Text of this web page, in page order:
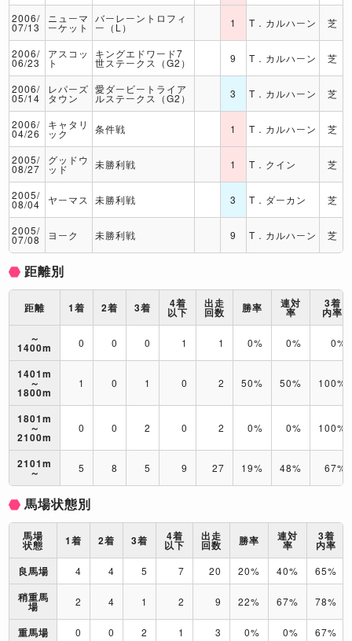
2006/
07/13
ニューマ
ーケット
バーレーントロフィ
ー（L） 1 T．カルハーン 芝
2006/
06/23
アスコッ
ト
キングエドワード7
世ステークス（G2） 9 T．カルハーン 芝
2006/
05/14
レパーズ
タウン
愛ダービートライア
ルステークス（G2） 3 T．カルハーン 芝
2006/
04/26
キャタリ
ック 条件戦 1 T．カルハーン 芝
2005/
08/27
グッドウ
ッド 未勝利戦 1 T．クイン 芝
2005/
08/04 ヤーマス 未勝利戦 3 T．ダーカン 芝
2005/
07/08 ヨーク 未勝利戦 9 T．カルハーン 芝
距離別
距離 1着 2着 3着 4着
以下
出走
回数 勝率 連対
率
3着
内率
～
1400m 0 0 0 1 1 0% 0% 0%
1401m
～
1800m
1 0 1 0 2 50% 50% 100%
1801m
～
2100m
0 0 2 0 2 0% 0% 100%
2101m
～ 5 8 5 9 27 19% 48% 67%
馬場状態別
馬場
状態 1着 2着 3着 4着
以下
出走
回数 勝率 連対
率
3着
内率
良馬場
4 4 5 7 20 20% 40% 65%
稍重馬
場 2 4 1 2 9 22% 67% 78%
重馬場 0 0 2 1 3 0% 0% 67%